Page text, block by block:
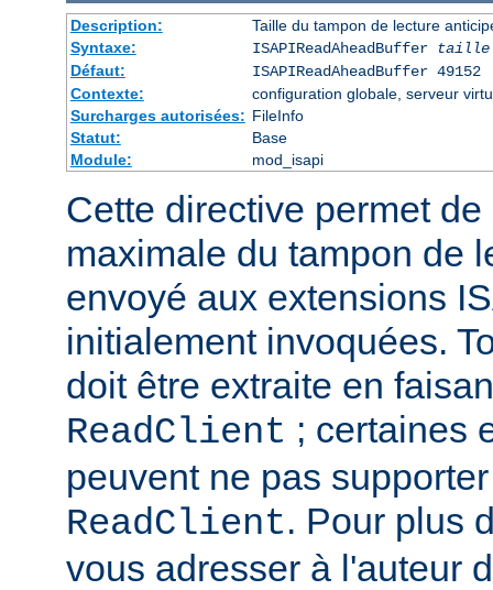
Description:
Taille du tampon de lecture
Syntaxe:
ISAPIReadAheadBuffer
taille
Défaut:
ISAPIReadAheadBuffer 49152
Contexte:
configuration globale, serveur
Surcharges autorisées: FileInfo
Statut:
Base
Module:
mod_isapi
Cette directive permet
maximale du tampon de
envoyé aux extensions
initialement invoquées.
doit être extraite en
ReadClient ; certaines
peuvent ne pas
ReadClient. Pour plus
vous adresser à l'auteur